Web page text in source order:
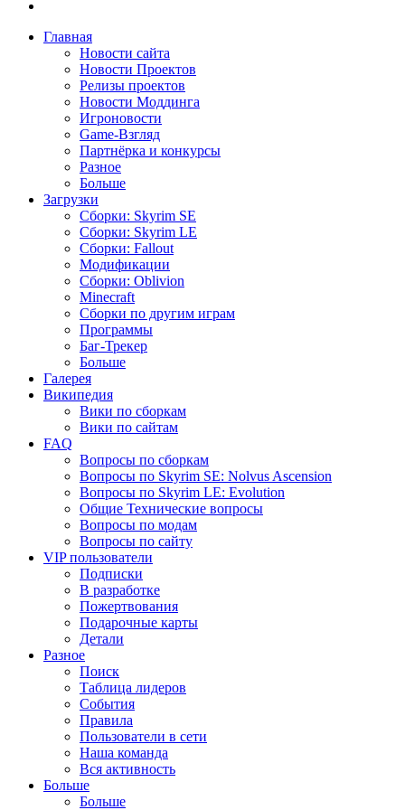
Главная
Новости сайта
Новости Проектов
Релизы проектов
Новости Моддинга
Игроновости
Game-Взгляд
Партнёрка и конкурсы
Разное
Больше
Загрузки
Сборки: Skyrim SE
Сборки: Skyrim LE
Сборки: Fallout
Модификации
Сборки: Oblivion
Minecraft
Сборки по другим играм
Программы
Баг-Трекер
Больше
Галерея
Википедия
Вики по сборкам
Вики по сайтам
FAQ
Вопросы по сборкам
Вопросы по Skyrim SE: Nolvus Ascension
Вопросы по Skyrim LE: Evolution
Общие Технические вопросы
Вопросы по модам
Вопросы по сайту
VIP пользователи
Подписки
В разработке
Пожертвования
Подарочные карты
Детали
Разное
Поиск
Таблица лидеров
События
Правила
Пользователи в сети
Наша команда
Вся активность
Больше
Больше